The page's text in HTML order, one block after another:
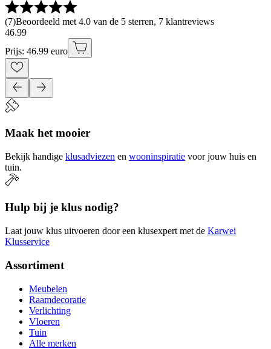
(7)Beoordeeld met 4.0 van de 5 sterren, 7 klantreviews
46.99
Prijs: 46.99 euro
Maak het mooier
Bekijk handige klusadviezen en wooninspiratie voor jouw huis en
tuin.
Hulp bij je klus nodig?
Laat jouw klus uitvoeren door een klusexpert met de Karwei
Klusservice
Assortiment
Meubelen
Raamdecoratie
Verlichting
Vloeren
Tuin
Alle merken